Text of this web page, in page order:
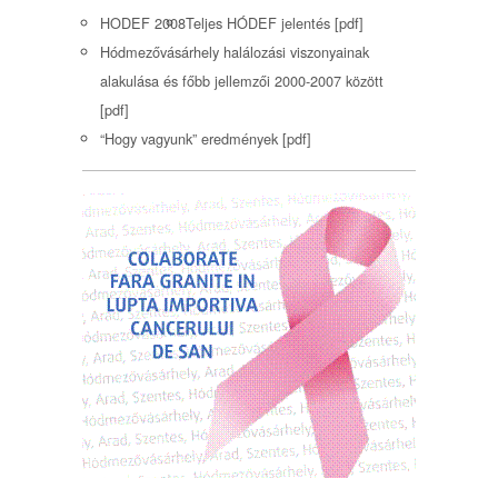
HODEF 2008Teljes HÓDEF jelentés [pdf]
Hódmezővásárhely halálozási viszonyainak
alakulása és főbb jellemzői 2000-2007 között
[pdf]
“Hogy vagyunk” eredmények [pdf]